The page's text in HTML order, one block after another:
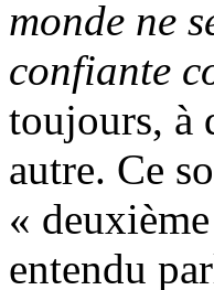
monde ne
confiante
toujours, à
autre. Ce
«
entendu